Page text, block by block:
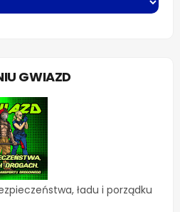
GWIAZD
ładu i porządku